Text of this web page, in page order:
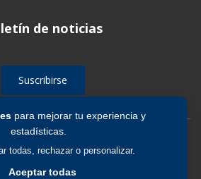
para mejorar tu experiencia y
estadísticas.
todas, rechazar o personalizar.
Aceptar todas
de noticias
Suscribirse
de privacidad